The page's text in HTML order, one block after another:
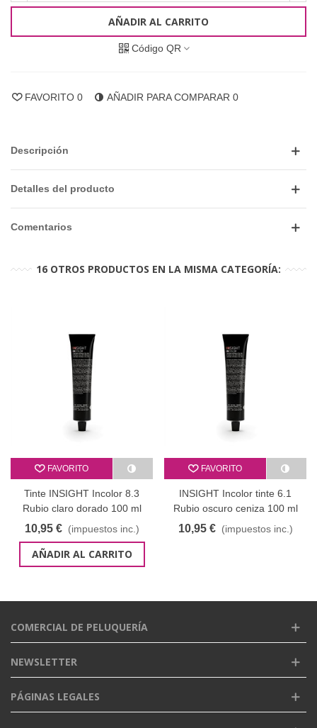
AÑADIR AL CARRITO
Código QR
FAVORITO 0 AÑADIR PARA COMPARAR 0
Descripción
Detalles del producto
Comentarios
16 OTROS PRODUCTOS EN LA MISMA CATEGORÍA:
FAVORITO
Tinte INSIGHT Incolor 8.3
Rubio claro dorado 100 ml
10,95 € (impuestos inc.)
AÑADIR AL CARRITO
FAVORITO
INSIGHT Incolor tinte 6.1
Rubio oscuro ceniza 100 ml
10,95 € (impuestos inc.)
COMERCIAL DE PELUQUERÍA
NEWSLETTER
PÁGINAS LEGALES